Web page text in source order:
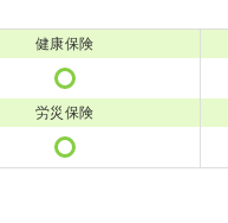
健康保険
労災保険